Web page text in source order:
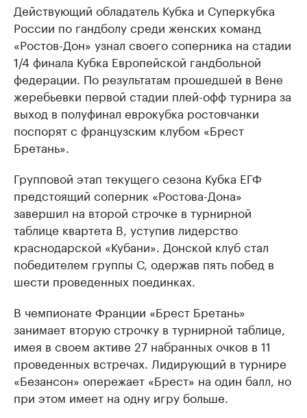
Действующий обладатель Кубка и Суперкубка
России по гандболу среди женских команд
«Ростов-Дон» узнал своего соперника на стадии
1/4 финала Кубка Европейской гандбольной
федерации. По результатам прошедшей в Вене
жеребьевки первой стадии плей-офф турнира за
выход в полуфинал еврокубка ростовчанки
поспорят с французским клубом «Брест
Бретань».
Групповой этап текущего сезона Кубка ЕГФ
предстоящий соперник «Ростова-Дона»
завершил на второй строчке в турнирной
таблице квартета В, уступив лидерство
краснодарской «Кубани». Донской клуб стал
победителем группы С, одержав пять побед в
шести проведенных поединках.
В чемпионате Франции «Брест Бретань»
занимает вторую строчку в турнирной таблице,
имея в своем активе 27 набранных очков в 11
проведенных встречах. Лидирующий в турнире
«Безансон» опережает «Брест» на один балл, но
при этом имеет на одну игру больше.